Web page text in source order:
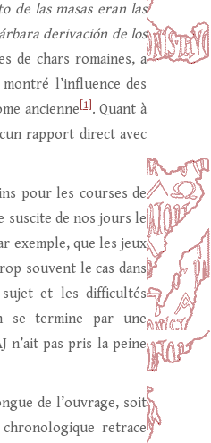
de las masas eran las
derivación de los
de chars romaines, a
l’influence des
ancienne [1] . Quant à
rapport direct avec
pour les courses de
suscite de nos jours le
exemple, que les jeux
souvent le cas dans
et les difficultés
se termine par une
n’ait pas pris la peine
de l’ouvrage, soit
retrace